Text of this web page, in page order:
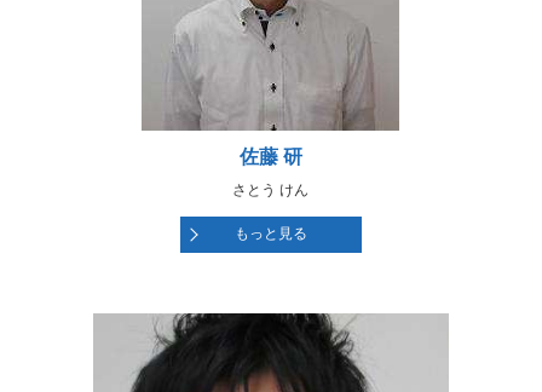
佐藤 研
さとう けん
もっと見る